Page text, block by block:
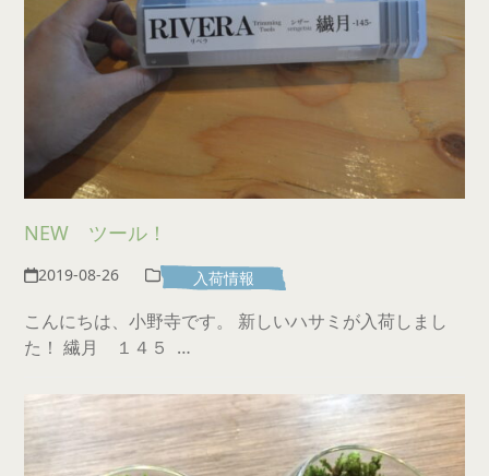
NEW ツール！
2019-08-26 入荷情報
こんにちは、小野寺です。 新しいハサミが入荷しまし
た！ 繊月 １４５ …